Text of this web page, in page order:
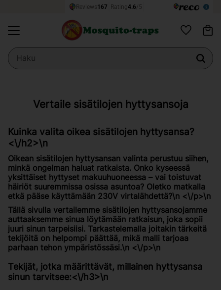
Suosikit
Vertaile sisätilojen hyttysansoja
Kuinka valita oikea sisätilojen hyttysansa?
<\/h2>\n
Oikean sisätilojen hyttysansan valinta perustuu siihen,
minkä ongelman haluat ratkaista. Onko kyseessä
yksittäiset hyttyset makuuhuoneessa – vai toistuvat
häiriöt suuremmissa osissa asuntoa? Oletko matkalla
etkä pääse käyttämään 230V virtalähdettä?\n <\/p>\n
Tällä sivulla vertailemme sisätilojen hyttysansojamme
auttaaksemme sinua löytämään ratkaisun, joka sopii
juuri sinun tarpeisiisi. Tarkastelemalla joitakin tärkeitä
tekijöitä on helpompi päättää, mikä malli tarjoaa
parhaan tehon ympäristössäsi.\n <\/p>\n
Tekijät, jotka määrittävät, millainen hyttysansa
sinun tarvitsee:<\/h3>\n